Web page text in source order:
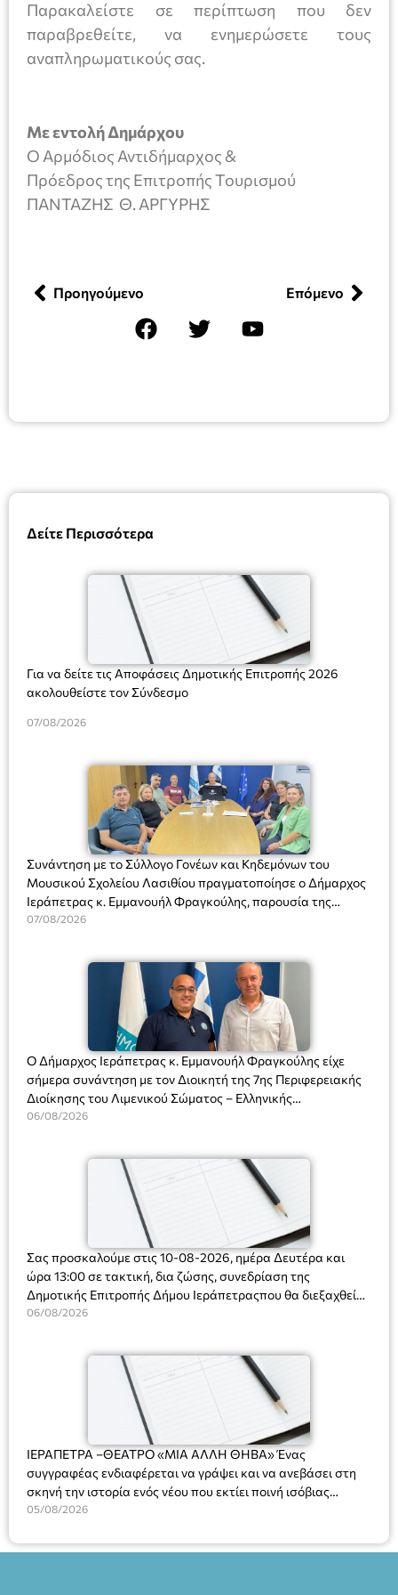
Δείτε Περισσότερα
Για να δείτε τις Αποφάσεις Δημοτικής Επιτροπής 2026
ακολουθείστε τον Σύνδεσμο
07/08/2026
Συνάντηση με το Σύλλογο Γονέων και Κηδεμόνων του
Μουσικού Σχολείου Λασιθίου πραγματοποίησε ο Δήμαρχος
Ιεράπετρας κ. Εμμανουήλ Φραγκούλης, παρουσία της
Διευθύντριας του σχολείου κας Μαριάννας Χαΐτα.
07/08/2026
Ο Δήμαρχος Ιεράπετρας κ. Εμμανουήλ Φραγκούλης είχε
σήμερα συνάντηση με τον Διοικητή της 7ης Περιφερειακής
Διοίκησης του Λιμενικού Σώματος – Ελληνικής
Ακτοφυλακής (Λ.Σ.-ΕΛ.ΑΚΤ.), Αρχιπλοίαρχο Λ.Σ. κ. Ιωάννη
06/08/2026
Σας προσκαλούμε στις 10-08-2026, ημέρα Δευτέρα και
ώρα 13:00 σε τακτική, δια ζώσης, συνεδρίαση της
Δημοτικής Επιτροπής Δήμου Ιεράπετραςπου θα διεξαχθεί
στο Δημοτικό Κατάστημα, Δημοκρατίας 31 στην αίθουσα
και λήψη αποφάσεων στα παρακάτω θέματα:
06/08/2026
ΙΕΡΑΠΕΤΡΑ –ΘΕΑΤΡΟ «ΜΙΑ ΑΛΛΗ ΘΗΒΑ» Ένας
συγγραφέας ενδιαφέρεται να γράψει και να ανεβάσει στη
σκηνή την ιστορία ενός νέου που εκτίει ποινή ισόβιας
κάθειρξης για πατροκτονία. Ένα πολυβραβευμένο έργο για
ασθένεια, τον ερωτισμό. Ένα έργο αινιγματικό, συγκινητικό,
05/08/2026
Παρακαλείστε σε περίπτωση που δεν
παραβρεθείτε, να ενημερώσετε τους
αναπληρωματικούς σας.
Με εντολή Δημάρχου
Ο Αρμόδιος Αντιδήμαρχος &
Πρόεδρος της Επιτροπής Τουρισμού
ΠΑΝΤΑΖΗΣ Θ. ΑΡΓΥΡΗΣ
Προηγούμενο Επόμενο